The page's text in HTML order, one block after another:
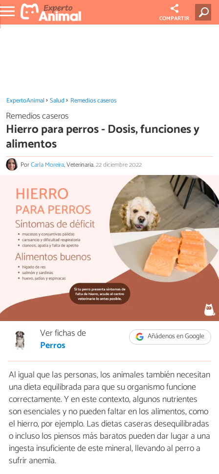
COMPARTIR
ExpertoAnimal Salud Remedios caseros
Remedios caseros
Hierro para perros - Dosis, funciones y
alimentos
PorCarla Moreira, Veterinaria.22 diciembre 2022
Añádenos en Google
Ver fichas de
Perros
Al igual que las personas, los animales también necesitan
una dieta equilibrada para que su organismo funcione
correctamente. Y en este contexto, algunos nutrientes
son esenciales y no pueden faltar en los alimentos, como
el hierro, por ejemplo. Las dietas caseras desequilibradas
o incluso los piensos más baratos pueden dar lugar a una
ingesta insuficiente de este mineral, llevando al perro a
sufrir anemia.